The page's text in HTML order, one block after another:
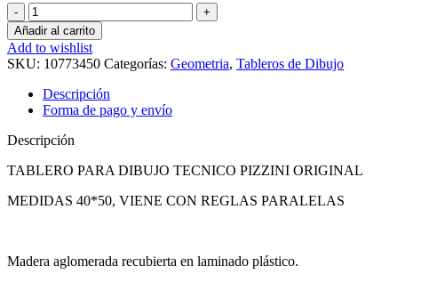
TABLERO
ACRILICO
40
CMS
X
50
CMS
1/4
PIZZINI
EN
Añadir al carrito
Add to wishlist
SKU: 10773450 Categorías: Geometria, Tableros de Dibujo
Descripción
Forma de pago y envío
Descripción
TABLERO PARA DIBUJO TECNICO PIZZINI ORIGINAL
MEDIDAS 40*50, VIENE CON REGLAS PARALELAS
Madera aglomerada recubierta en laminado plástico.